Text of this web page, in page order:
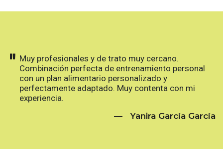
" Muy profesionales y de trato muy cercano.
Combinación perfecta de entrenamiento personal
con un plan alimentario personalizado y
perfectamente adaptado. Muy contenta con mi
experiencia.
— Yanira García García